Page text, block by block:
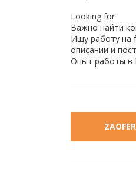
Looking for
Важно найти
Ищу работу на
описании и
Опыт работы в